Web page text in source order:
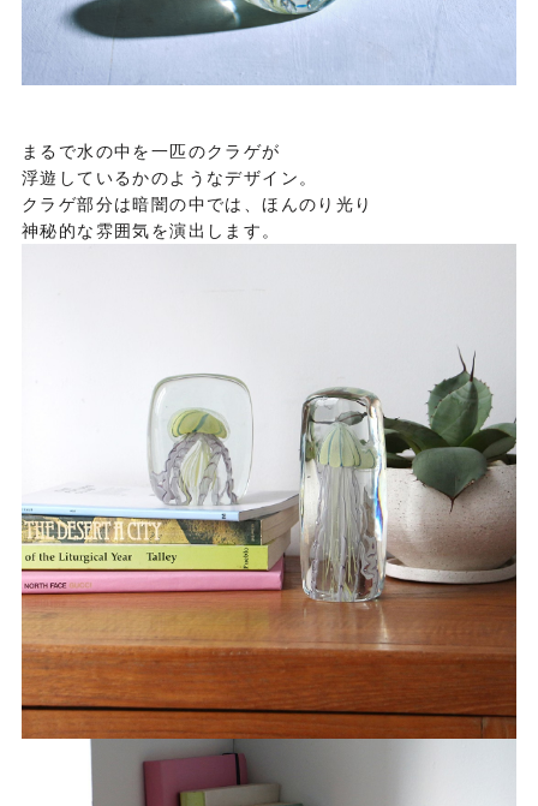
まるで水の中を一匹のクラゲが
浮遊しているかのようなデザイン。
クラゲ部分は暗闇の中では、ほんのり光り
神秘的な雰囲気を演出します。